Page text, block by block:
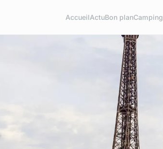
AccueilActuBon planCamping